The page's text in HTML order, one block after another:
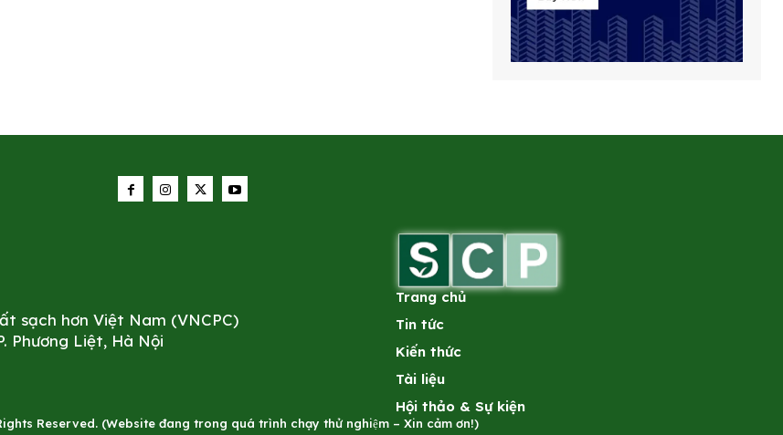
sạch hơn Việt Nam (VNCPC)
Phương Liệt, Hà Nội
Trang chủ
Tin tức
Kiến thức
Tài liệu
Hội thảo & Sự kiện
Reserved. (Website đang trong quá trình chạy thử nghiệm – Xin cảm ơn!)